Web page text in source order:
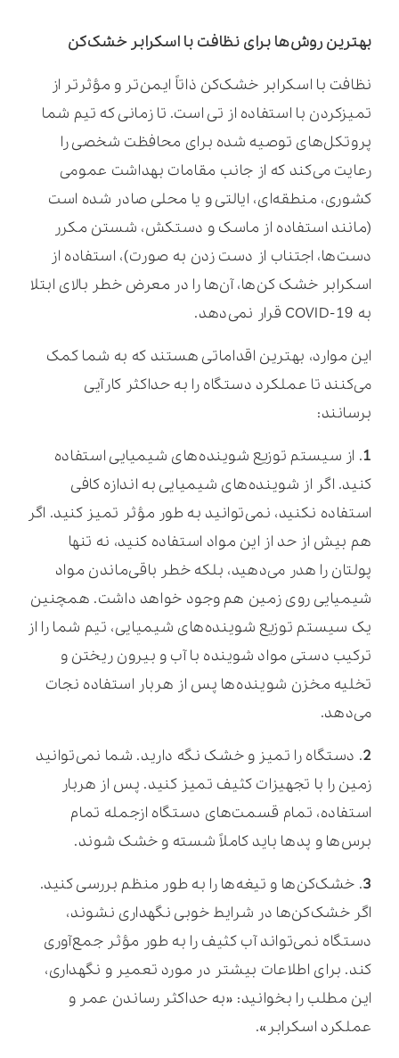
بهترین روش‌ها برای نظافت با اسکرابر خشک‌کن
نظافت با اسکرابر خشک‌کن ذاتاً ایمن‌تر و مؤثرتر از
تمیزکردن با استفاده از تی است. تا زمانی که تیم شما
پروتکل‌های توصیه شده برای محافظت شخصی را
رعایت می‌کند که از جانب مقامات بهداشت عمومی
کشوری، منطقه‌ای، ایالتی و یا محلی صادر شده است
(مانند استفاده از ماسک و دستکش، شستن مکرر
دست‌ها، اجتناب از دست زدن به صورت)، استفاده از
اسکرابر خشک کن‌ها، آن‌ها را در معرض خطر بالای ابتلا
به COVID-19 قرار نمی‌دهد.
این موارد، بهترین اقداماتی هستند که به شما کمک
می‌کنند تا عملکرد دستگاه را به حداکثر کارآیی
برسانند:
1. از سیستم توزیع شوینده‌های شیمیایی استفاده
کنید. اگر از شوینده‌های شیمیایی به اندازه کافی
استفاده نکنید، نمی‌توانید به طور مؤثر تمیز کنید. اگر
هم بیش از حد از این مواد استفاده کنید، نه تنها
پولتان را هدر می‌دهید، بلکه خطر باقی‌ماندن مواد
شیمیایی روی زمین هم وجود خواهد داشت. همچنین
یک سیستم توزیع شوینده‌های شیمیایی، تیم شما را از
ترکیب دستی مواد شوینده با آب و بیرون ریختن و
تخلیه مخزن شوینده‌ها پس از هربار استفاده نجات
می‌دهد.
2. دستگاه را تمیز و خشک نگه دارید. شما نمی‌توانید
زمین را با تجهیزات کثیف تمیز کنید. پس از هربار
استفاده، تمام قسمت‌های دستگاه ازجمله تمام
برس‌ها و پدها باید کاملاً شسته و خشک شوند.
3. خشک‌کن‌ها و تیغه‌ها را به طور منظم بررسی کنید.
اگر خشک‌کن‌ها در شرایط خوبی نگهداری نشوند،
دستگاه نمی‌تواند آب کثیف را به طور مؤثر جمع‌آوری
کند. برای اطلاعات بیشتر در مورد تعمیر و نگهداری،
این مطلب را بخوانید: «به حداکثر رساندن عمر و
عملکرد اسکرابر».